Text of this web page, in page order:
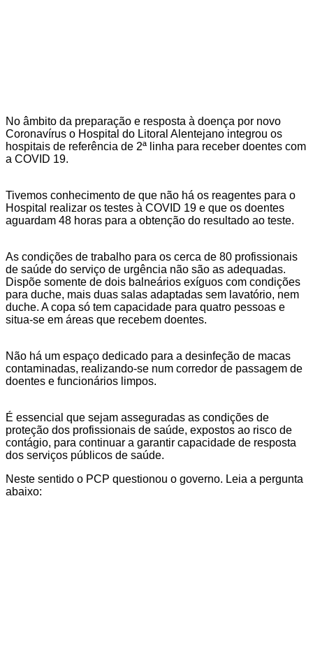
No âmbito da preparação e resposta à doença por novo
Coronavírus o Hospital do Litoral Alentejano integrou os
hospitais de referência de 2ª linha para receber doentes com
a COVID 19.
Tivemos conhecimento de que não há os reagentes para o
Hospital realizar os testes à COVID 19 e que os doentes
aguardam 48 horas para a obtenção do resultado ao teste.
As condições de trabalho para os cerca de 80 profissionais
de saúde do serviço de urgência não são as adequadas.
Dispõe somente de dois balneários exíguos com condições
para duche, mais duas salas adaptadas sem lavatório, nem
duche. A copa só tem capacidade para quatro pessoas e
situa-se em áreas que recebem doentes.
Não há um espaço dedicado para a desinfeção de macas
contaminadas, realizando-se num corredor de passagem de
doentes e funcionários limpos.
É essencial que sejam asseguradas as condições de
proteção dos profissionais de saúde, expostos ao risco de
contágio, para continuar a garantir capacidade de resposta
dos serviços públicos de saúde.
Neste sentido o PCP questionou o governo. Leia a pergunta
abaixo: